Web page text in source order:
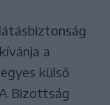
a
külső
Bizottság